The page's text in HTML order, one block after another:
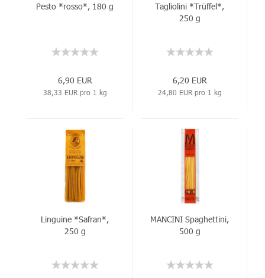
Pesto *rosso*, 180 g
6,90 EUR
38,33 EUR pro 1 kg
Tagliolini *Trüffel*,
250 g
6,20 EUR
24,80 EUR pro 1 kg
Linguine *Safran*,
250 g
MANCINI Spaghettini,
500 g